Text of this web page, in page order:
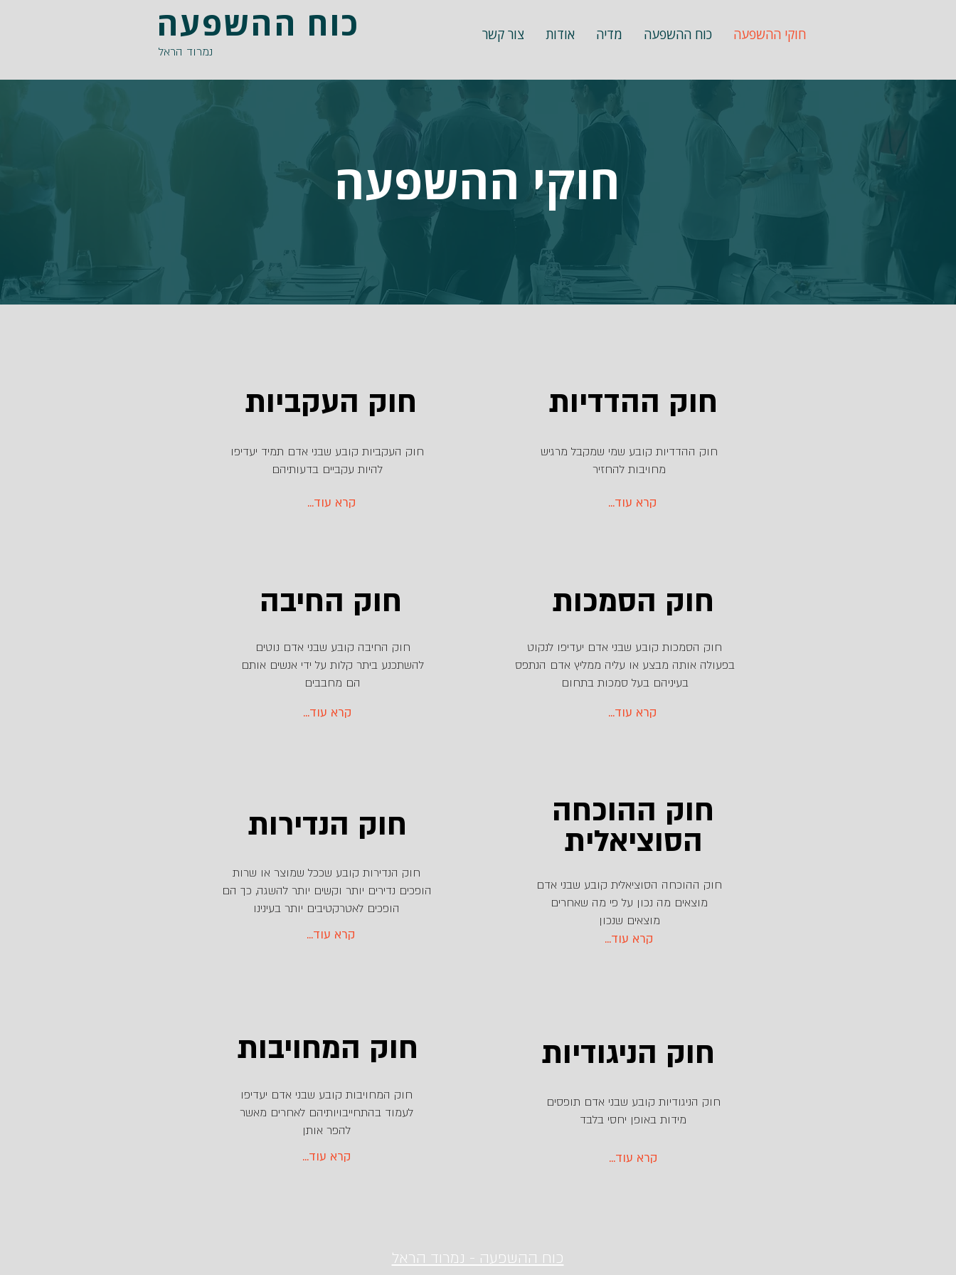
כוח ההשפעה
נמרוד הראל
חוקי ההשפעה כוח ההשפעה מדיה אודות צור קשר
חוקי ההשפעה
חוק העקביות
חוק העקביות קובע שבני אדם תמיד יעדיפו
להיות עקביים בדעותיהם
...קרא עוד ...קרא עוד
חוק ההדדיות קובע שמי שמקבל מרגיש
מחויבות להחזיר
חוק ההדדיות
חוק החיבה
חוק החיבה קובע שבני אדם נוטים
להשתכנע ביתר קלות על ידי אנשים אותם
הם מחבבים
...קרא עוד ...קרא עוד
חוק הסמכות קובע שבני אדם יעדיפו לנקוט
בפעולה אותה מבצע או עליה ממליץ אדם הנתפס
בעיניהם בעל סמכות בתחום
חוק הסמכות
חוק הנדירות
חוק הנדירות קובע שככל שמוצר או שרות
הופכים נדירים יותר וקשים יותר להשגה, כך הם
הופכים לאטרקטיבים יותר בעינינו
...קרא עוד
חוק ההוכחה
הסוציאלית
חוק ההוכחה הסוציאלית קובע שבני אדם
מוצאים מה נכון על פי מה שאחרים
מוצאים שנכון
...קרא עוד
...קרא עוד
חוק המחויבות קובע שבני אדם יעדיפו
לעמוד בהתחייבויותיהם לאחרים מאשר
להפר אותן
חוק המחויבות
...קרא עוד
חוק הניגודיות קובע שבני אדם תופסים
מידות באופן יחסי בלבד
חוק הניגודיות
כוח ההשפעה - נמרוד הראל